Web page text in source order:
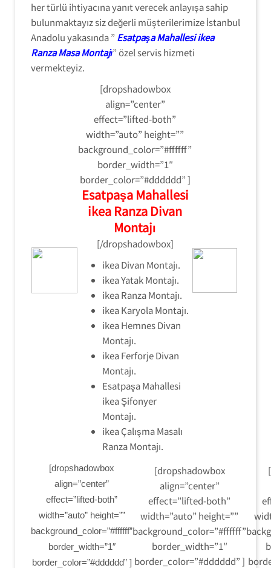
her türlü ihtiyacına yanıt verecek anlayışa sahip
bulunmaktayız siz değerli müşterilerimize İstanbul
Anadolu yakasında ” Esatpaşa Mahallesi ikea
Ranza Masa Montajı” özel servis hizmeti
vermekteyiz.
[dropshadowbox
align=”center”
effect=”lifted-both”
width=”auto” height=””
background_color=”#ffffff”
border_width=”1″
border_color=”#dddddd” ]
Esatpaşa Mahallesi
ikea Ranza Divan
Montajı
[/dropshadowbox]
ikea Divan Montajı.
ikea Yatak Montajı.
ikea Ranza Montajı.
ikea Karyola Montajı.
ikea Hemnes Divan
Montajı.
ikea Ferforje Divan
Montajı.
Esatpaşa Mahallesi
ikea Şifonyer
Montajı.
ikea Çalışma Masalı
Ranza Montajı.
[dropshadowbox
align=”center”
effect=”lifted-both”
width=”auto” height=””
background_color=”#ffffff”
border_width=”1″
border_color=”#dddddd” ]
[dropshadowbox
align=”center”
effect=”lifted-both”
width=”auto” height=””
background_color=”#ffffff”
border_width=”1″
border_color=”#dddddd” ]